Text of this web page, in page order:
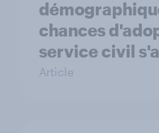
chances
service civil
Article